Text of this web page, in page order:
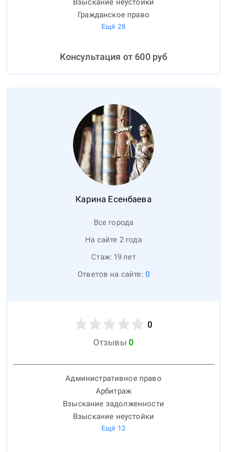
Взыскание неустойки
Гражданское право
Ещё 28
Консультация от 600руб
Карина Есенбаева
Все города
На сайте 2 года
Стаж: 19лет
Ответов на сайте: 0
0
Отзывы 0
Административное право
Арбитраж
Взыскание задолженности
Взыскание неустойки
Ещё 12